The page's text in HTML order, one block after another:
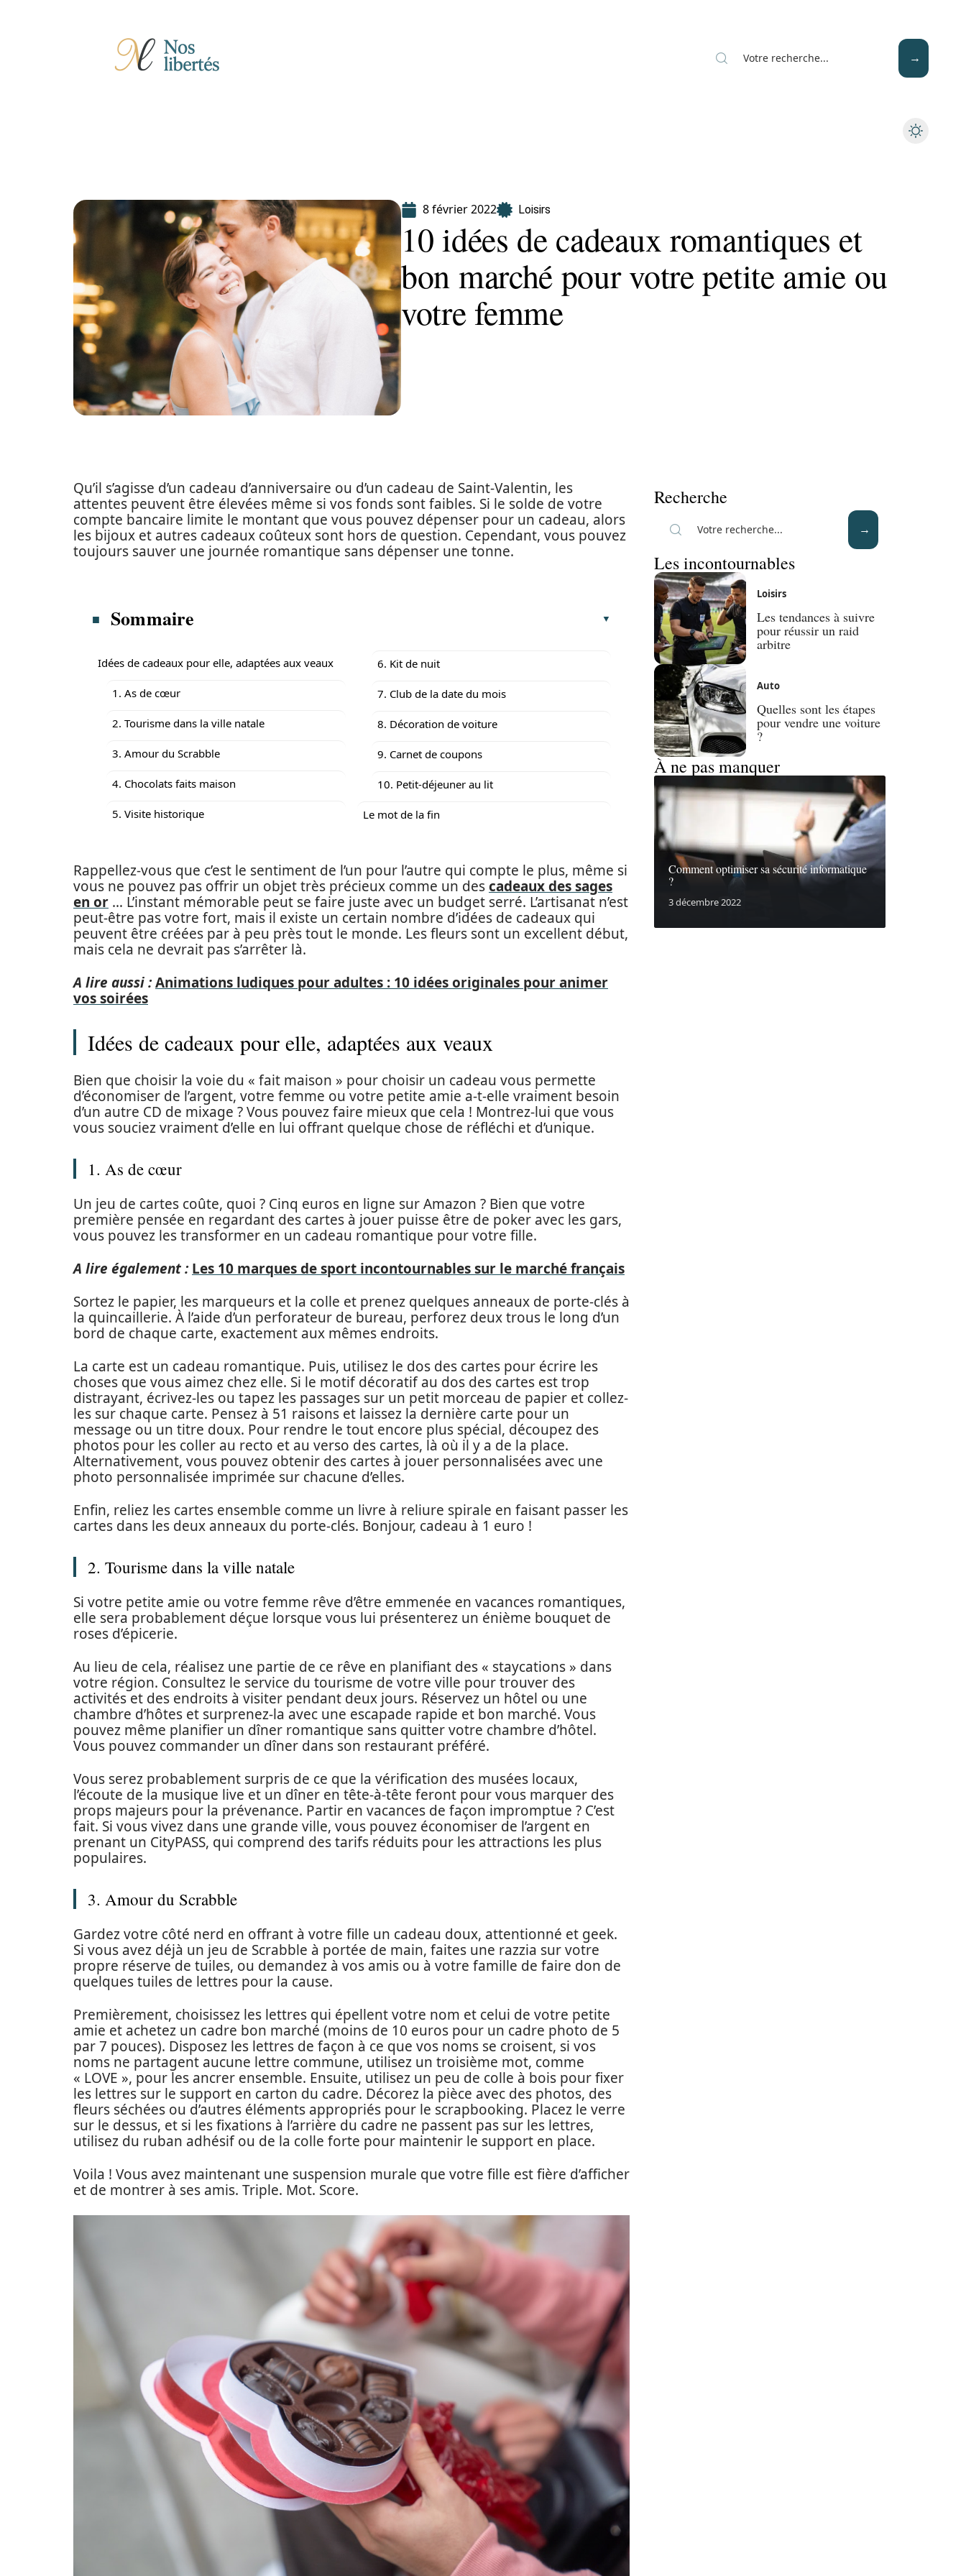
8 février 2022 Loisirs
10 idées de cadeaux romantiques et
bon marché pour votre petite amie ou
votre femme
Qu’il s’agisse d’un cadeau d’anniversaire ou d’un cadeau de Saint-Valentin, les
attentes peuvent être élevées même si vos fonds sont faibles. Si le solde de votre
compte bancaire limite le montant que vous pouvez dépenser pour un cadeau, alors
les bijoux et autres cadeaux coûteux sont hors de question. Cependant, vous pouvez
toujours sauver une journée romantique sans dépenser une tonne.
Sommaire
Idées de cadeaux pour elle, adaptées aux veaux
1. As de cœur
2. Tourisme dans la ville natale
3. Amour du Scrabble
4. Chocolats faits maison
5. Visite historique
6. Kit de nuit
7. Club de la date du mois
8. Décoration de voiture
9. Carnet de coupons
10. Petit-déjeuner au lit
Le mot de la fin
Rappellez-vous que c’est le sentiment de l’un pour l’autre qui compte le plus, même si
vous ne pouvez pas offrir un objet très précieux comme un descadeaux des sages
en or … L’instant mémorable peut se faire juste avec un budget serré. L’artisanat n’est
peut-être pas votre fort, mais il existe un certain nombre d’idées de cadeaux qui
peuvent être créées par à peu près tout le monde. Les fleurs sont un excellent début,
mais cela ne devrait pas s’arrêter là.
A lire aussi :Animations ludiques pour adultes : 10 idées originales pour animer
vos soirées
Idées de cadeaux pour elle, adaptées aux veaux
Bien que choisir la voie du « fait maison » pour choisir un cadeau vous permette
d’économiser de l’argent, votre femme ou votre petite amie a-t-elle vraiment besoin
d’un autre CD de mixage ? Vous pouvez faire mieux que cela ! Montrez-lui que vous
vous souciez vraiment d’elle en lui offrant quelque chose de réfléchi et d’unique.
1. As de cœur
Un jeu de cartes coûte, quoi ? Cinq euros en ligne sur Amazon ? Bien que votre
première pensée en regardant des cartes à jouer puisse être de poker avec les gars,
vous pouvez les transformer en un cadeau romantique pour votre fille.
A lire également : Les 10 marques de sport incontournables sur le marché français
Sortez le papier, les marqueurs et la colle et prenez quelques anneaux de porte-clés à
la quincaillerie. À l’aide d’un perforateur de bureau, perforez deux trous le long d’un
bord de chaque carte, exactement aux mêmes endroits.
La carte est un cadeau romantique. Puis, utilisez le dos des cartes pour écrire les
choses que vous aimez chez elle. Si le motif décoratif au dos des cartes est trop
distrayant, écrivez-les ou tapez les passages sur un petit morceau de papier et collez-
les sur chaque carte. Pensez à 51 raisons et laissez la dernière carte pour un
message ou un titre doux. Pour rendre le tout encore plus spécial, découpez des
photos pour les coller au recto et au verso des cartes, là où il y a de la place.
Alternativement, vous pouvez obtenir des cartes à jouer personnalisées avec une
photo personnalisée imprimée sur chacune d’elles.
Enfin, reliez les cartes ensemble comme un livre à reliure spirale en faisant passer les
cartes dans les deux anneaux du porte-clés. Bonjour, cadeau à 1 euro !
2. Tourisme dans la ville natale
Si votre petite amie ou votre femme rêve d’être emmenée en vacances romantiques,
elle sera probablement déçue lorsque vous lui présenterez un énième bouquet de
roses d’épicerie.
Au lieu de cela, réalisez une partie de ce rêve en planifiant des « staycations » dans
votre région. Consultez le service du tourisme de votre ville pour trouver des
activités et des endroits à visiter pendant deux jours. Réservez un hôtel ou une
chambre d’hôtes et surprenez-la avec une escapade rapide et bon marché. Vous
pouvez même planifier un dîner romantique sans quitter votre chambre d’hôtel.
Vous pouvez commander un dîner dans son restaurant préféré.
Vous serez probablement surpris de ce que la vérification des musées locaux,
l’écoute de la musique live et un dîner en tête-à-tête feront pour vous marquer des
props majeurs pour la prévenance. Partir en vacances de façon impromptue ? C’est
fait. Si vous vivez dans une grande ville, vous pouvez économiser de l’argent en
prenant un CityPASS, qui comprend des tarifs réduits pour les attractions les plus
populaires.
3. Amour du Scrabble
Gardez votre côté nerd en offrant à votre fille un cadeau doux, attentionné et geek.
Si vous avez déjà un jeu de Scrabble à portée de main, faites une razzia sur votre
propre réserve de tuiles, ou demandez à vos amis ou à votre famille de faire don de
quelques tuiles de lettres pour la cause.
Premièrement, choisissez les lettres qui épellent votre nom et celui de votre petite
amie et achetez un cadre bon marché (moins de 10 euros pour un cadre photo de 5
par 7 pouces). Disposez les lettres de façon à ce que vos noms se croisent, si vos
noms ne partagent aucune lettre commune, utilisez un troisième mot, comme
« LOVE », pour les ancrer ensemble. Ensuite, utilisez un peu de colle à bois pour fixer
les lettres sur le support en carton du cadre. Décorez la pièce avec des photos, des
fleurs séchées ou d’autres éléments appropriés pour le scrapbooking. Placez le verre
sur le dessus, et si les fixations à l’arrière du cadre ne passent pas sur les lettres,
utilisez du ruban adhésif ou de la colle forte pour maintenir le support en place.
Voila ! Vous avez maintenant une suspension murale que votre fille est fière d’afficher
et de montrer à ses amis. Triple. Mot. Score.
Recherche
Les incontournables
Loisirs
Les tendances à suivre
pour réussir un raid
arbitre
Auto
Quelles sont les étapes
pour vendre une voiture
?
À ne pas manquer
Comment optimiser sa sécurité informatique
?
3 décembre 2022